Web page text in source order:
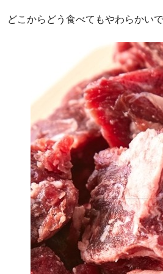
どこからどう食べてもやわらかい